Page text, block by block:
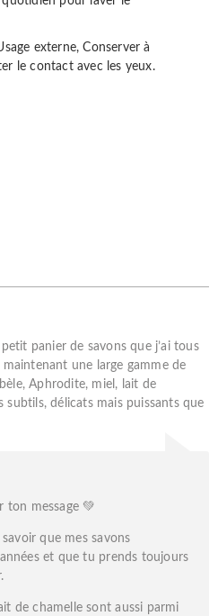
externe, Conserver à
le contact avec les yeux.
panier de savons que j’ai tous
une large gamme de
Aphrodite, miel, lait de
subtils, délicats mais puissants que
message 💚
que mes savons
et que tu prends toujours
de chamelle sont aussi parmi